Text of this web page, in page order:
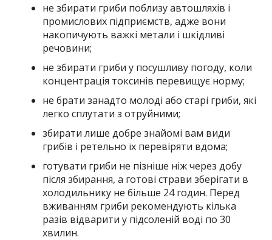
не збирати гриби поблизу автошляхів і
промислових підприємств, адже вони
накопичують важкі метали і шкідливі
речовини;
не збирати гриби у посушливу погоду, коли
концентрація токсинів перевищує норму;
не брати занадто молоді або старі гриби, які
легко сплутати з отруйними;
збирати лише добре знайомі вам види
грибів і ретельно їх перевіряти вдома;
готувати гриби не пізніше ніж через добу
після збирання, а готові страви зберігати в
холодильнику не більше 24 годин. Перед
вживанням гриби рекомендують кілька
разів відварити у підсоленій воді по 30
хвилин.